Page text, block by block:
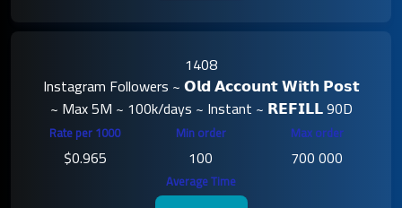
1408
Instagram Followers ~ 𝗢𝗹𝗱 𝗔𝗰𝗰𝗼𝘂𝗻𝘁 𝗪𝗶𝘁𝗵 𝗣𝗼𝘀𝘁
~ Max 5M ~ 100k/days ~ Instant ~ 𝗥𝗘𝗙𝗜𝗟𝗟 90D
$0.965
100 700 000